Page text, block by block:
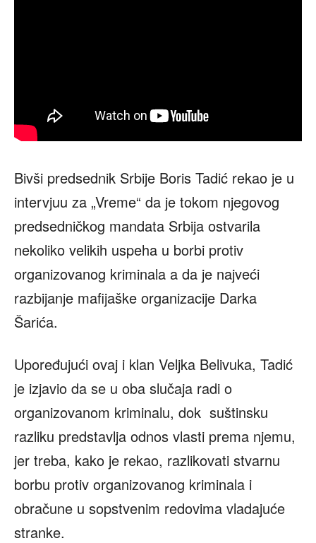
Bivši predsednik Srbije Boris Tadić rekao je u
intervjuu za „Vreme“ da je tokom njegovog
predsedničkog mandata Srbija ostvarila
nekoliko velikih uspeha u borbi protiv
organizovanog kriminala a da je najveći
razbijanje mafijaške organizacije Darka
Šarića.
Upoređujući ovaj i klan Veljka Belivuka, Tadić
je izjavio da se u oba slučaja radi o
organizovanom kriminalu, dok suštinsku
razliku predstavlja odnos vlasti prema njemu,
jer treba, kako je rekao, razlikovati stvarnu
borbu protiv organizovanog kriminala i
obračune u sopstvenim redovima vladajuće
stranke.